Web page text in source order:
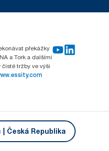
překážky
a Tork a dalšími
tržby ve výši
Česká Republika